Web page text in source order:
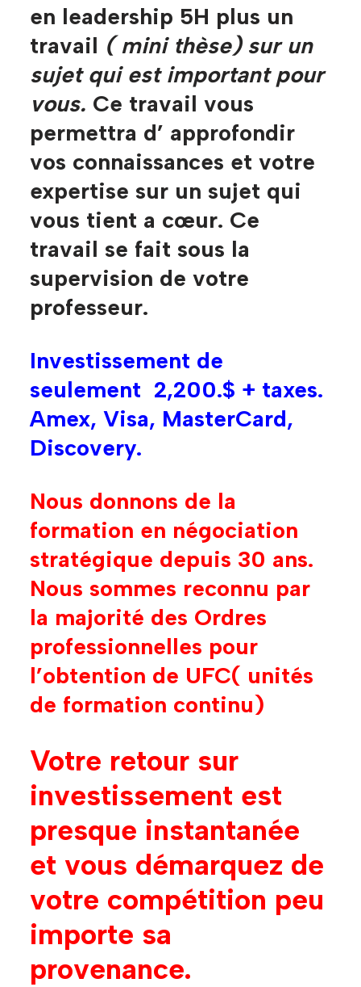
en leadership 5H plus un
travail ( mini thèse) sur un
sujet qui est important pour
vous. Ce travail vous
permettra d’ approfondir
vos connaissances et votre
expertise sur un sujet qui
vous tient a cœur. Ce
travail se fait sous la
supervision de votre
professeur.
Investissement de
seulement 2,200.$ + taxes.
Amex, Visa, MasterCard,
Discovery.
Nous donnons de la
formation en négociation
stratégique depuis 30 ans.
Nous sommes reconnu par
la majorité des Ordres
professionnelles pour
l’obtention de UFC( unités
de formation continu)
Votre retour sur
investissement est
presque instantanée
et vous démarquez de
votre compétition peu
importe sa
provenance.